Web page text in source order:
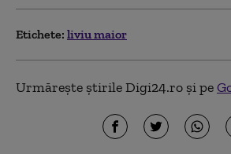
Etichete: liviu maior
Urmărește știrile Digi24.ro și pe